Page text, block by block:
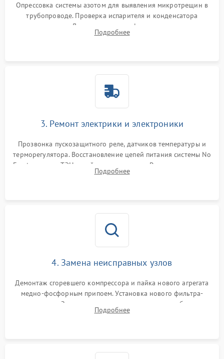
Опрессовка системы азотом для выявления микротрещин в
трубопроводе. Проверка испарителя и конденсатора
течеискателем. Демонтаж старого фильтра-осушителя и
продувка капиллярной трубки для устранения засоров.
Подробнее
3. Ремонт электрики и электроники
Прозвонка пускозащитного реле, датчиков температуры и
терморегулятора. Восстановление цепей питания системы No
Frost, включая ТЭН оттайки и вентилятор. Ремонт или замена
платы управления при сбоях алгоритмов.
Подробнее
4. Замена неисправных узлов
Демонтаж сгоревшего компрессора и пайка нового агрегата
медно-фосфорным припоем. Установка нового фильтра-
осушителя. Замена изношенных вентиляторов обдува,
сломанных заслонок или поврежденных дверных петель.
Подробнее